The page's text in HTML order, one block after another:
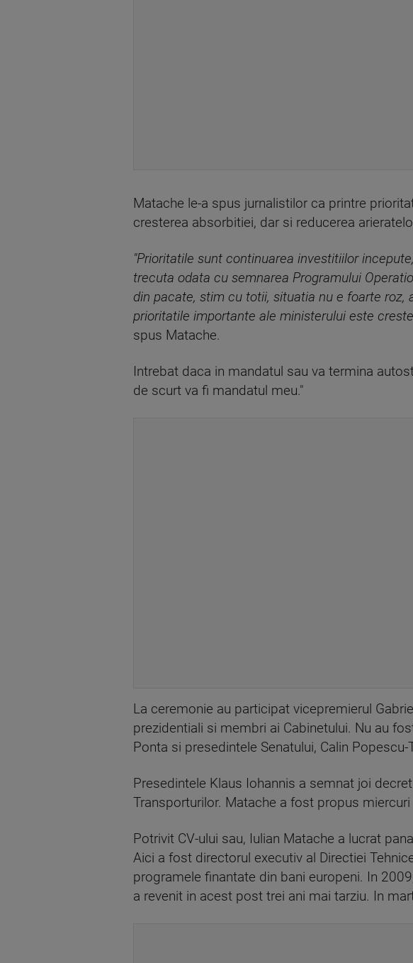
Matache le-a spus jurnalistilor ca printre
cresterea absorbitiei, dar si reducerea
"Prioritatile sunt continuarea investitiilor
trecuta odata cu semnarea Programului
din pacate, stim cu totii, situatia nu e foarte
prioritatile importante ale ministerului este
spus Matache.
Intrebat daca in mandatul sau va termina
de scurt va fi mandatul meu."
La ceremonie au participat vicepremierul
prezidentiali si membri ai Cabinetului. Nu au
Ponta si presedintele Senatului, Calin
Presedintele Klaus Iohannis a semnat joi
Transporturilor. Matache a fost propus
Potrivit CV-ului sau, Iulian Matache a lucrat
Aici a fost directorul executiv al Directiei
programele finantate din bani europeni. In
a revenit in acest post trei ani mai tarziu. In